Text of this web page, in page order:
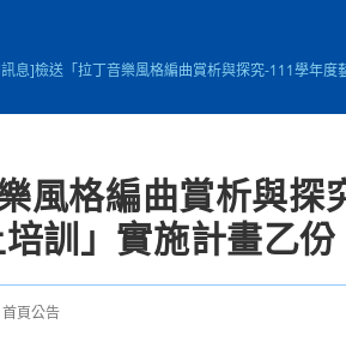
息]檢送「拉丁音樂風格編曲賞析與探究-111學年
風格編曲賞析與探
訓」實施計畫乙份
首頁公告